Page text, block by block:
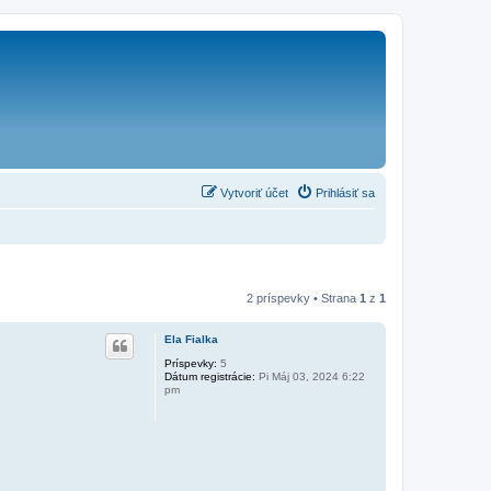
Prihlásiť sa
Vytvoriť účet
2 príspevky • Strana 1 z 1
Ela Fialka
Príspevky: 5
Dátum registrácie: Pi Máj 03, 2024 6:22
pm